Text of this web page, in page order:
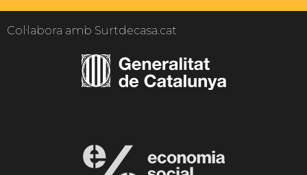
Col·labora amb Surtdecasa.cat